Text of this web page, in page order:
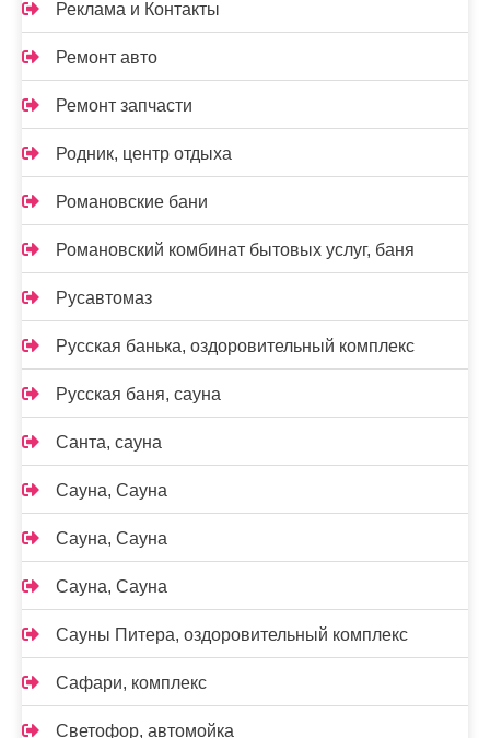
Реклама и Контакты
Ремонт авто
Ремонт запчасти
Родник, центр отдыха
Романовские бани
Романовский комбинат бытовых услуг, баня
Русавтомаз
Русская банька, оздоровительный комплекс
Русская баня, сауна
Санта, сауна
Сауна, Сауна
Сауна, Сауна
Сауна, Сауна
Сауны Питера, оздоровительный комплекс
Сафари, комплекс
Светофор, автомойка